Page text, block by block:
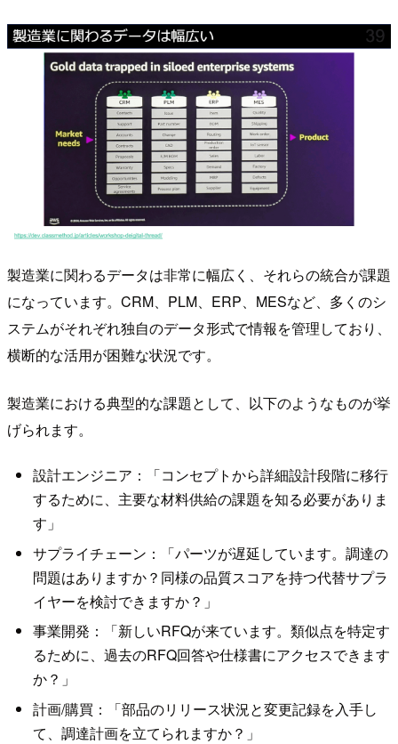
製造業に関わるデータは非常に幅広く、それらの統合が課題
になっています。CRM、PLM、ERP、MESなど、多くのシ
ステムがそれぞれ独自のデータ形式で情報を管理しており、
横断的な活用が困難な状況です。
製造業における典型的な課題として、以下のようなものが挙
げられます。
設計エンジニア：「コンセプトから詳細設計段階に移行
するために、主要な材料供給の課題を知る必要がありま
す」
サプライチェーン：「パーツが遅延しています。調達の
問題はありますか？同様の品質スコアを持つ代替サプラ
イヤーを検討できますか？」
事業開発：「新しいRFQが来ています。類似点を特定す
るために、過去のRFQ回答や仕様書にアクセスできます
か？」
計画/購買：「部品のリリース状況と変更記録を入手し
て、調達計画を立てられますか？」